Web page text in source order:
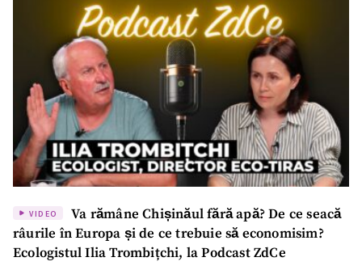
VIDEO
Va rămâne Chișinăul fără apă? De ce seacă
râurile în Europa și de ce trebuie să economisim?
Ecologistul Ilia Trombițchi, la Podcast ZdCe